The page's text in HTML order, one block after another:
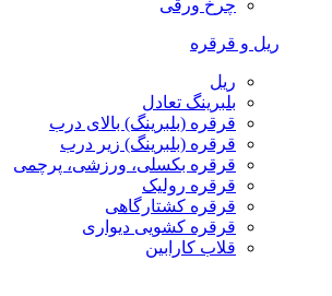
چرخ ورقی
ریل و قرقره
ریل
بلبرینگ تعادل
قرقره (بلبرینگ) بالای درب
قرقره (بلبرینگ) زیر درب
قرقره بکسلی، ورزشی، پرچمی
قرقره رولیک
قرقره کشتارگاهی
قرقره کشویی دیواری
قلاب کارابین